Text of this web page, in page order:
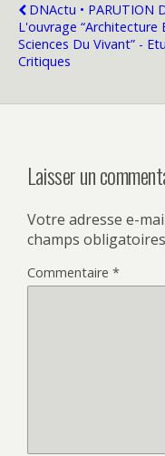
DNActu • PARUTION
L'ouvrage “Architecture
Sciences Du Vivant” -
Critiques
Laisser un
Votre adresse e-
champs
Commentaire *